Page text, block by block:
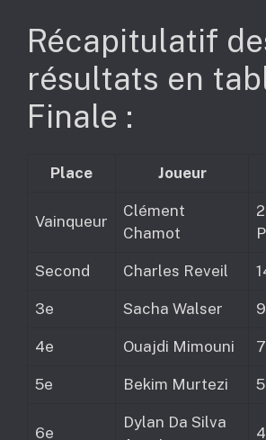
Récapitulatif
résultats en
Finale :
Place Joueur
Vainqueur
Clément
Chamot
Second Charles Reveil
3e Sacha Walser
4e Ouajdi Mimouni
5e Bekim Murtezi
6e
Dylan Da Silva